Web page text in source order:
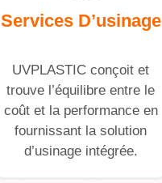
Services D’usinage
UVPLASTIC conçoit et
trouve l’équilibre entre le
coût et la performance en
fournissant la solution
d’usinage intégrée.